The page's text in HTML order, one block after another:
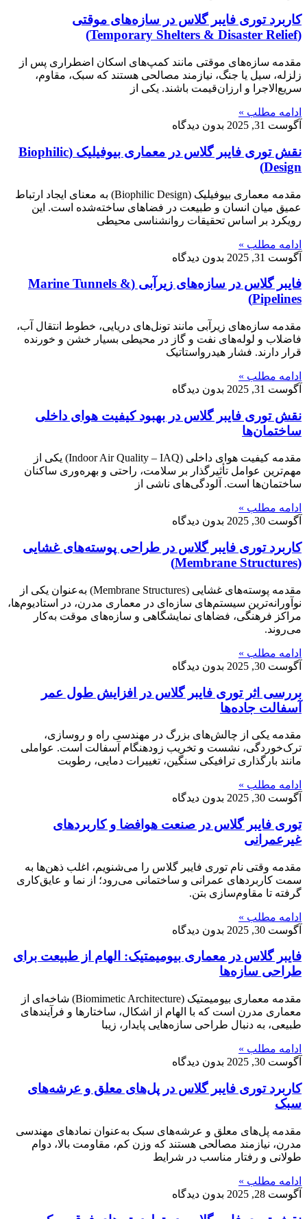
کاربرد توری فایبر گلاس در سازه‌های موقتی
(Temporary Shelters & Disaster Relief)
مقدمه سازه‌های موقتی مانند کمپ‌های اسکان اضطراری پس از
زلزله، سیل یا جنگ، نیازمند مصالحی هستند که سبک، مقاوم،
سریع‌الاجرا و ارزان‌قیمت باشند. یکی از
ادامه مطلب »
آگوست 31, 2025
بدون دیدگاه
نقش توری فایبر گلاس در معماری بیوفیلیک (Biophilic
Design)
مقدمه معماری بیوفیلیک (Biophilic Design) به معنای ایجاد ارتباط
عمیق میان انسان و طبیعت در فضاهای ساخته‌شده است. این
رویکرد بر اساس تحقیقات روانشناسی محیطی
ادامه مطلب »
آگوست 31, 2025
بدون دیدگاه
فایبر گلاس در سازه‌های زیرآبی (Marine Tunnels &
Pipelines)
مقدمه سازه‌های زیرآبی مانند تونل‌های دریایی، خطوط انتقال آب،
فاضلاب و لوله‌های نفت و گاز در محیطی بسیار خشن و خورنده
قرار دارند. فشار هیدرواستاتیک
ادامه مطلب »
آگوست 31, 2025
بدون دیدگاه
نقش توری فایبر گلاس در بهبود کیفیت هوای داخلی
ساختمان‌ها
مقدمه کیفیت هوای داخلی (Indoor Air Quality – IAQ) یکی از
مهم‌ترین عوامل تأثیرگذار بر سلامت، راحتی و بهره‌وری ساکنان
ساختمان‌ها است. آلودگی‌های ناشی از
ادامه مطلب »
آگوست 30, 2025
بدون دیدگاه
کاربرد توری فایبر گلاس در طراحی پوسته‌های غشایی
(Membrane Structures)
مقدمه پوسته‌های غشایی (Membrane Structures) به‌عنوان یکی از
نوآورانه‌ترین سیستم‌های سازه‌ای در معماری مدرن، در استادیوم‌ها،
مراکز فرهنگی، فضاهای نمایشگاهی و سازه‌های موقت به‌کار
می‌روند.
ادامه مطلب »
آگوست 30, 2025
بدون دیدگاه
بررسی اثر توری فایبر گلاس در افزایش طول عمر
آسفالت جاده‌ها
مقدمه یکی از چالش‌های بزرگ در مهندسی راه و روسازی،
ترک‌خوردگی، نشست و تخریب زودهنگام آسفالت است. عواملی
مانند بارگذاری ترافیکی سنگین، تغییرات دمایی، رطوبت
ادامه مطلب »
آگوست 30, 2025
بدون دیدگاه
توری فایبر گلاس در صنعت هوافضا و کاربردهای
غیرعمرانی
مقدمه وقتی نام توری فایبر گلاس را می‌شنویم، اغلب ذهن‌ها به
سمت کاربردهای عمرانی و ساختمانی می‌رود؛ از نما و عایق‌کاری
گرفته تا مقاوم‌سازی بتن.
ادامه مطلب »
آگوست 30, 2025
بدون دیدگاه
فایبر گلاس در معماری بیومیمتیک: الهام از طبیعت برای
طراحی سازه‌ها
مقدمه معماری بیومیمتیک (Biomimetic Architecture) شاخه‌ای از
معماری مدرن است که با الهام از اشکال، ساختارها و فرآیندهای
طبیعی، به دنبال طراحی سازه‌هایی پایدار، زیبا
ادامه مطلب »
آگوست 30, 2025
بدون دیدگاه
کاربرد توری فایبر گلاس در پل‌های معلق و عرشه‌های
سبک
مقدمه پل‌های معلق و عرشه‌های سبک به‌عنوان نمادهای مهندسی
مدرن، نیازمند مصالحی هستند که وزن کم، مقاومت بالا، دوام
طولانی و رفتار مناسب در شرایط
ادامه مطلب »
آگوست 28, 2025
بدون دیدگاه